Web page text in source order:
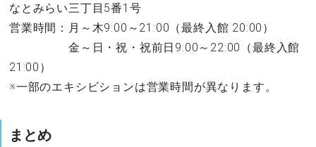
なとみらい三丁目5番1号
営業時間：月～木9:00～21:00（最終入館 20:00）
金～日・祝・祝前日9:00～22:00（最終入館
21:00）
※一部のエキシビションは営業時間が異なります。
まとめ